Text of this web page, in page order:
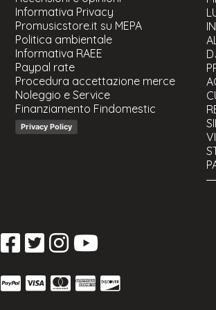
Informativa Privacy
Promusicstore.it su MEPA
Politica ambientale
Informativa RAEE
Paypal rate
Procedura accettazione merce
Noleggio e Service
Finanziamento Findomestic
Privacy Policy